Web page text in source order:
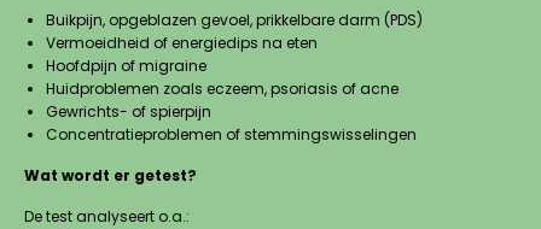
Buikpijn, opgeblazen gevoel, prikkelbare darm (PDS)
Vermoeidheid of energiedips na eten
Hoofdpijn of migraine
Huidproblemen zoals eczeem, psoriasis of acne
Gewrichts- of spierpijn
Concentratieproblemen of stemmingswisselingen
Wat wordt er getest?
De test analyseert o.a.: